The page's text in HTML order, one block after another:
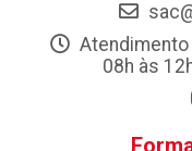
08h às